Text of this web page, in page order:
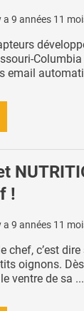
a 9 années 11
email
!
a 9 années 11
chef, c’est
oignons.
ventre de sa ...